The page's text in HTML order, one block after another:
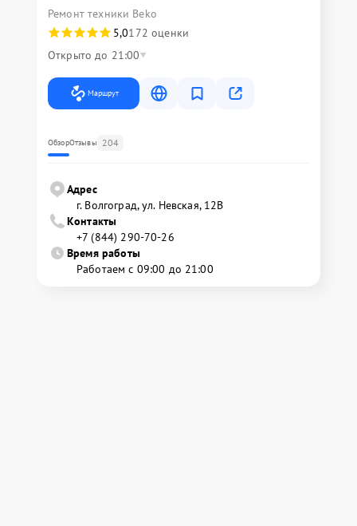
Ремонт техники Beko
5,0172 оценки
Открыто до 21:00
Маршрут
ОбзорОтзывы 204
Адрес
г. Волгоград, ул. Невская, 12В
Контакты
+7 (844) 290-70-26
Время работы
Работаем с 09:00 до 21:00